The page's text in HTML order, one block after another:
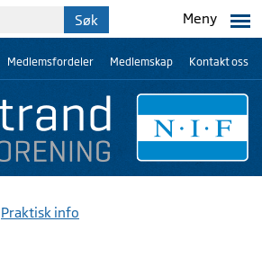
Meny
Medlemsfordeler Medlemskap Kontakt oss
Praktisk info